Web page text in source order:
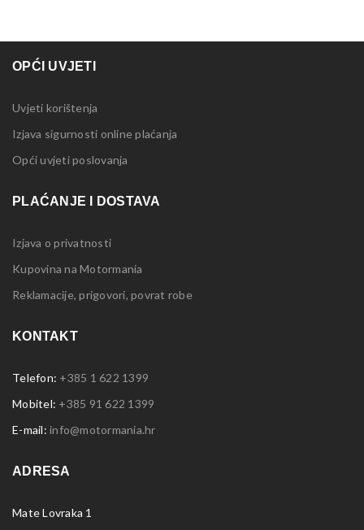
OPĆI UVJETI
Uvjeti korištenja
Izjava sigurnosti online plaćanja
Opći uvjeti poslovanja
PLAĆANJE I DOSTAVA
Izjava o privatnosti
Kupovina na Motormania
Reklamacije, prigovori, povrat robe
KONTAKT
Telefon: +385 1 622 1399
Mobitel: +385 91 622 1399
E-mail: info@motormania.hr
ADRESA
Mate Lovraka 1